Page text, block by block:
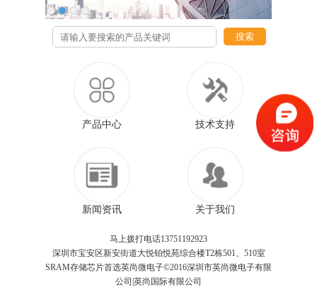
搜索
产品中心 技术支持
新闻资讯 关于我们
马上拨打电话13751192923
深圳市宝安区新安街道大悦铂悦苑综合楼T2栋501、510室
SRAM存储芯片首选英尚微电子©2016深圳市英尚微电子有限
公司|英尚国际有限公司